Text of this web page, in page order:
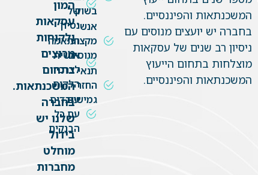
המשכנתאות והפיננסיים.
בחברה יש יועצים מנוסים עם
ניסיון רב שנים של עסקאות
מוצלחות בתחום הייעוץ
המשכנתאות והפיננסיים.
בשוק
אנשי
מקצוע
מנוסים
תנאי
החזר
גמישים
של
נסיון
התאמה
אישית
לצרכי
הלקוח
עובדים
עם כל
הבנקים
המון
עסקאות
ולקוחות
מרוצים
בתחום
המשכנתאות.
בחברה
שלנו יש
בידול
מוחלט
מחברות